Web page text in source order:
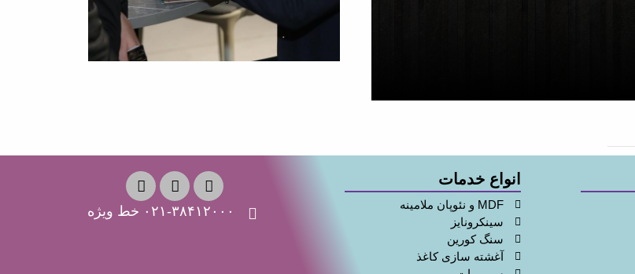
انواع خدمات
MDF و نئوپان ملامینه
سینکرونایز
سنگ کورین
آغشته سازی کاغذ
۰۲۱-۳۸۴۱۲۰۰۰ خط ویژه